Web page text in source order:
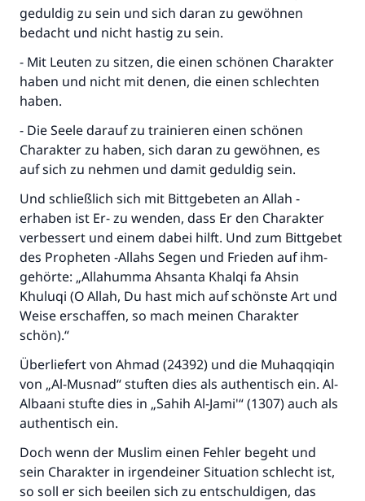
geduldig zu sein und sich daran zu gewöhnen
bedacht und nicht hastig zu sein.
- Mit Leuten zu sitzen, die einen schönen Charakter
haben und nicht mit denen, die einen schlechten
haben.
- Die Seele darauf zu trainieren einen schönen
Charakter zu haben, sich daran zu gewöhnen, es
auf sich zu nehmen und damit geduldig sein.
Und schließlich sich mit Bittgebeten an Allah -
erhaben ist Er- zu wenden, dass Er den Charakter
verbessert und einem dabei hilft. Und zum Bittgebet
des Propheten -Allahs Segen und Frieden auf ihm-
gehörte: „Allahumma Ahsanta Khalqi fa Ahsin
Khuluqi (O Allah, Du hast mich auf schönste Art und
Weise erschaffen, so mach meinen Charakter
schön).“
Überliefert von Ahmad (24392) und die Muhaqqiqin
von „Al-Musnad“ stuften dies als authentisch ein. Al-
Albaani stufte dies in „Sahih Al-Jami'“ (1307) auch als
authentisch ein.
Doch wenn der Muslim einen Fehler begeht und
sein Charakter in irgendeiner Situation schlecht ist,
so soll er sich beeilen sich zu entschuldigen, das
Unterstütze die Arbeit von Islam Q&A
Der Prophet -Allahs Segen und Frieden auf
"Wer zum Guten aufruft, hat den Lohn
desjenigen, der sie durchführt."
Beitrag dazu